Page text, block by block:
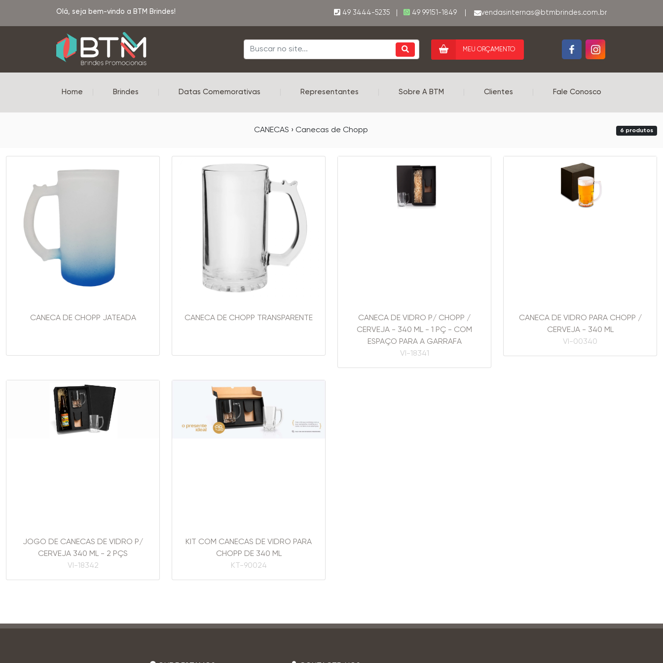
Olá, seja bem-vindo a BTM Brindes! 49 3444-5235 | 49 99151-1849
MEU ORÇAMENTO
Home Brindes Datas Comemorativas Representantes Sobre A BTM Clientes Fale Conosco
CANECAS › Canecas de Chopp 6 produtos
CANECA DE CHOPP JATEADA CANECA DE CHOPP TRANSPARENTE
CANECA DE VIDRO P/ CHOPP /
CERVEJA - 340 ML - 1 PÇ - COM
ESPAÇO PARA A GARRAFA
VI-18341
CANECA DE VIDRO PARA CHOPP /
CERVEJA - 340 ML
VI-00340
JOGO DE CANECAS DE VIDRO P/
CERVEJA 340 ML - 2 PÇS
VI-18342
KIT COM CANECAS DE VIDRO PARA
CHOPP DE 340 ML
KT-90024